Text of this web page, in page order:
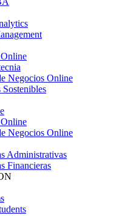
Negocios Online
Negocios Online
Administrativas
Financieras